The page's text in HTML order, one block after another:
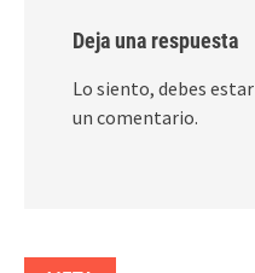
Deja una respuesta
Lo siento, debes estar
un comentario.